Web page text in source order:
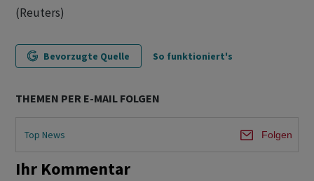
(Reuters)
Bevorzugte Quelle So funktioniert's
THEMEN PER E-MAIL FOLGEN
Top News Folgen
Ihr Kommentar